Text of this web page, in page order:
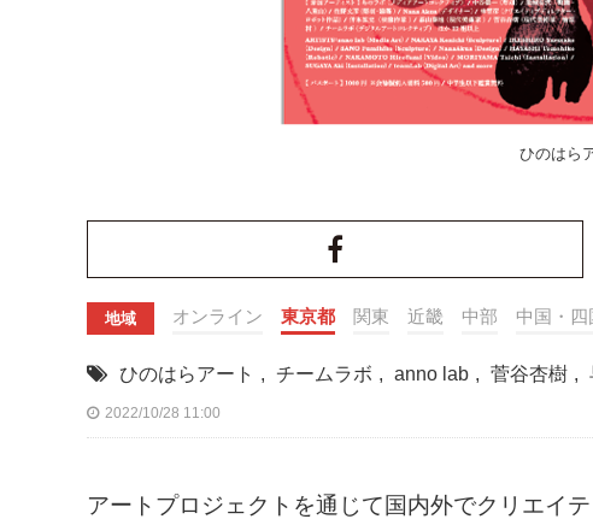
ひのはら
地域 オンライン 東京都 関東 近畿 中部 中国・四
ひのはらアート , チームラボ , anno lab , 菅谷杏樹 ,
2022/10/28 11:00
アートプロジェクトを通じて国内外でクリエイ